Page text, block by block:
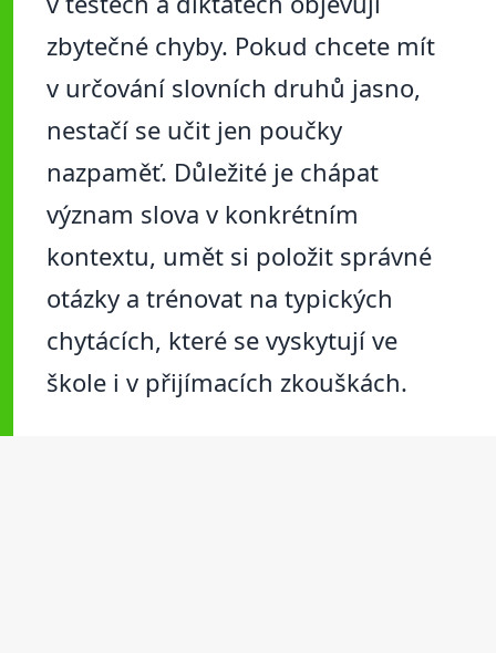
zbytečné chyby. Pokud chcete mít
v určování slovních druhů jasno,
nestačí se učit jen poučky
nazpaměť. Důležité je chápat
význam slova v konkrétním
kontextu, umět si položit správné
otázky a trénovat na typických
chytácích, které se vyskytují ve
škole i v přijímacích zkouškách.